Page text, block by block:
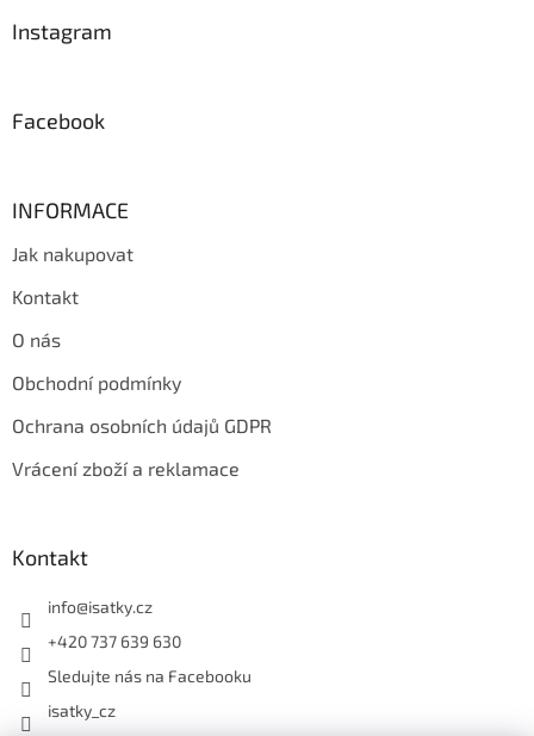
Instagram
Facebook
INFORMACE
Jak nakupovat
Kontakt
O nás
Obchodní podmínky
Ochrana osobních údajů GDPR
Vrácení zboží a reklamace
Kontakt
info@isatky.cz
+420 737 639 630
Sledujte nás na Facebooku
isatky_cz